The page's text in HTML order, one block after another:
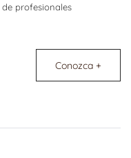
profesionales
Conozca +